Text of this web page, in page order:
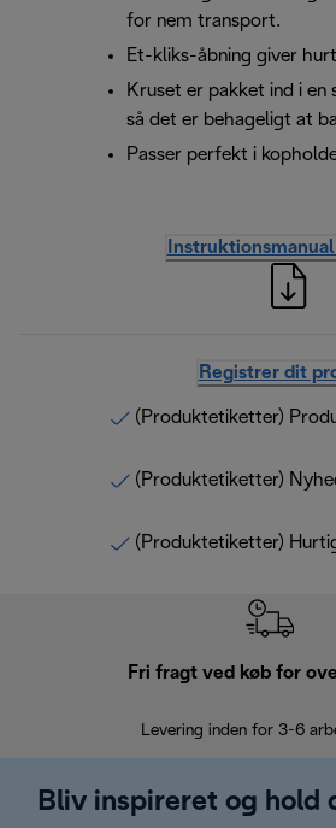
for nem transport.
Et-kliks-åbning giver
Kruset er pakket ind i en
så det er behageligt at
Passer perfekt i
Registrer dit
(Produktetiketter)
(Produktetiketter)
(Produktetiketter)
Fri fragt ved køb for
Levering inden for 3-6
Bliv inspireret og hold